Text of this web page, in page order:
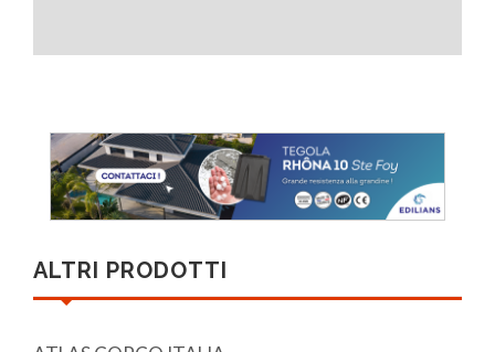
ALTRI PRODOTTI